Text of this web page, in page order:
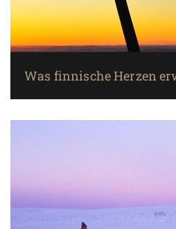
Was finnische Herzen